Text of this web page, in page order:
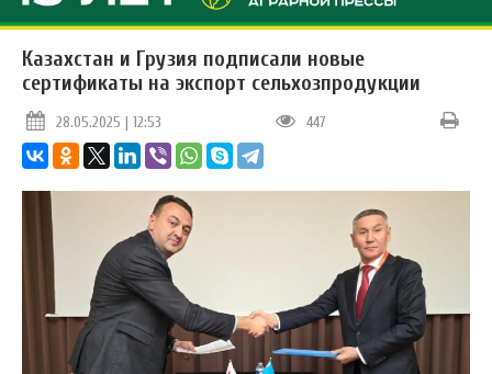
Казахстан и Грузия подписали новые
сертификаты на экспорт сельхозпродукции
28.05.2025 | 12:53 447